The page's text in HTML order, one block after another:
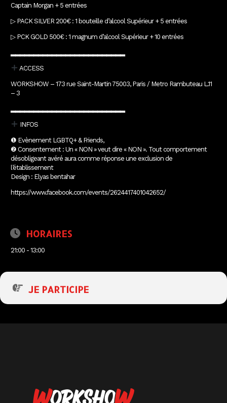
Captain Morgan + 5 entrées
▷ PACK SILVER 200€ : 1 bouteille d’alcool Supérieur + 5 entrées
▷ PCK GOLD 500€ : 1 magnum d’alcool Supérieur + 10 entrées
▂▂▂▂▂▂▂▂▂▂▂▂▂▂▂▂▂▂▂▂▂▂▂▂▂
ACCESS
WORKSHOW – 173 rue Saint-Martin 75003, Paris / Metro Rambuteau L.11
– 3
▂▂▂▂▂▂▂▂▂▂▂▂▂▂▂▂▂▂▂▂▂▂▂▂▂
INFOS
❶ Evènement LGBTQ+ & Friends,
❷ Consentement : Un « NON » veut dire « NON ». Tout comportement
désobligeant avéré aura comme réponse une exclusion de
l’établissement
Design : Elyas bentahar
https://www.facebook.com/events/2624417401042652/
HORAIRES
21:00 - 13:00
JE PARTICIPE